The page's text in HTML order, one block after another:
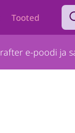
Tooted
e-poodi ja